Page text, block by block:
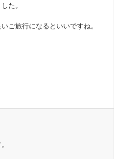
た。
ご旅行になるといいですね。